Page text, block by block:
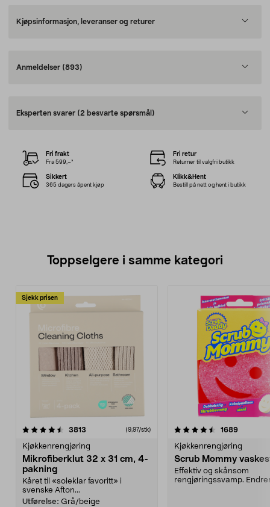
Kjøpsinformasjon, leveranser og returer
Anmeldelser (893)
Eksperten svarer (2 besvarte spørsmål)
Fri frakt
Fra 599,–*
Fri retur
Returner til valgfri butikk
Sikkert
365 dagers åpent kjøp
Klikk&Hent
Bestill på nett og hent i butikk
Toppselgere i samme kategori
Sjekk prisen
3813 anmeldelser(9,97/stk)
Kjøkkenrengjøring
Mikrofiberklut 32 x 31 cm, 4-
pakning
Kåret til «soleklar favoritt» i
svenske Afton...
Utførelse: Grå/beige
4.5 av 5 stjerner 1689
Kjøkkenrengjøring
Scrub Mommy
Effektiv og skånsom
rengjøringssvamp.
4.0 av 5 stjerner